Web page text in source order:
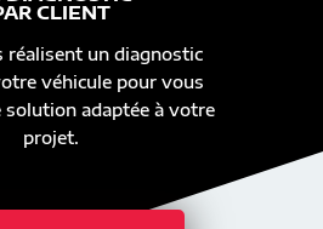
CLIENT
réalisent un diagnostic
véhicule pour vous
solution adaptée à votre
projet.